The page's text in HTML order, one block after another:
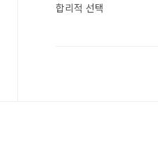
합리적 선택